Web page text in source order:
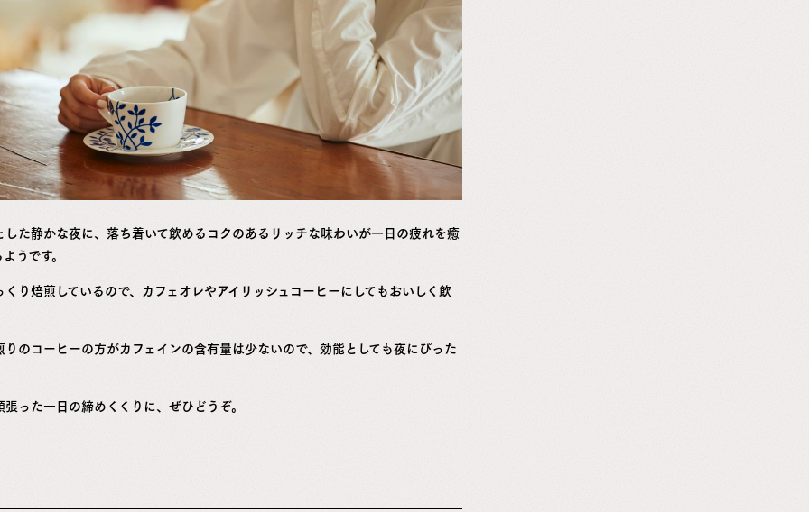
した静かな夜に、落ち着いて飲めるコクのあるリッチな味わいが一日の疲れを癒
うです。
くり焙煎しているので、カフェオレやアイリッシュコーヒーにしてもおいしく飲
りのコーヒーの方がカフェインの含有量は少ないので、効能としても夜にぴった
張った一日の締めくくりに、ぜひどうぞ。